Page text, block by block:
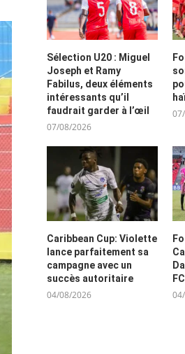
Sélection U20 : Miguel
Joseph et Ramy
Fabilus, deux éléments
intéressants qu’il
faudrait garder à l’œil
07/08/2026
Caribbean Cup: Violette
lance parfaitement sa
campagne avec un
succès autoritaire
04/08/2026